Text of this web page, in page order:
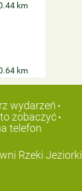
km
km
wydarzeń •
zobaczyć •
telefon
Rzeki Jeziorki